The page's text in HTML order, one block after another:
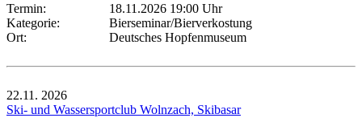
Termin:
18.11.2026 19:00 Uhr
Kategorie:
Bierseminar/Bierverkostung
Ort:
Deutsches Hopfenmuseum
22.11. 2026
Ski- und Wassersportclub Wolnzach, Skibasar